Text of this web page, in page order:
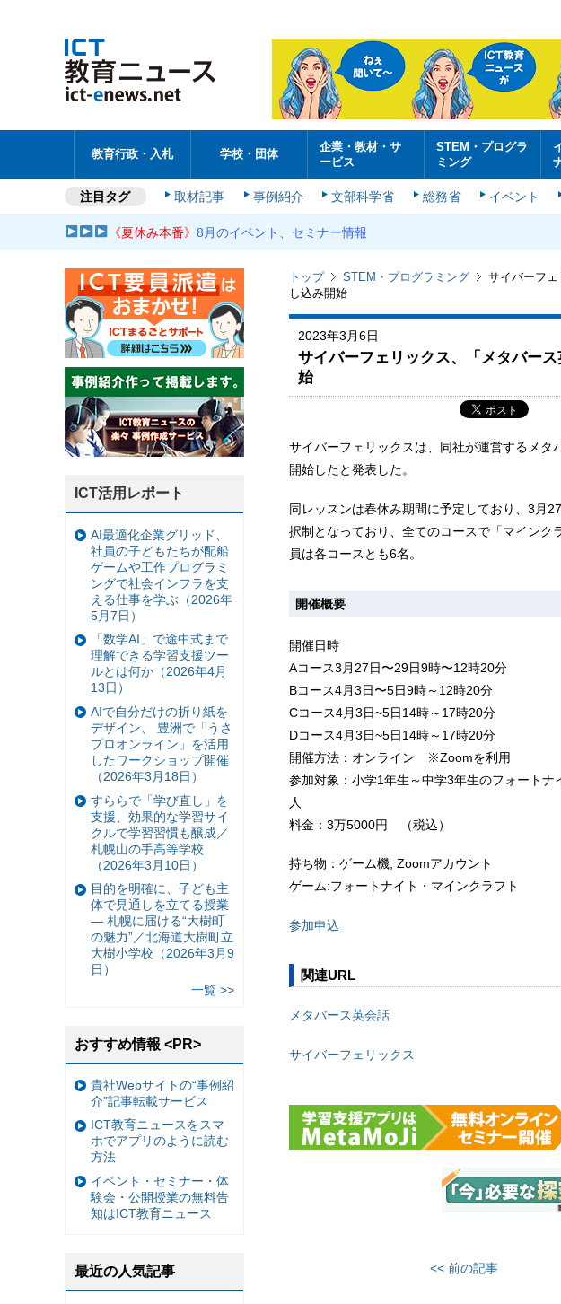
教育行政・入札 学校・団体
企業・教材・サ
ービス
STEM・プログラ
ミング
注目タグ 取材記事 事例紹介 文部科学省 総務省 イベント
《夏休み本番》8月のイベント、セミナー情報
トップ STEM・プログラミング
サイバーフ
し込み開始
2023年3月6日
サイバーフェリックス、「メタバー
始
サイバーフェリックスは、同社が運営するメ
開始したと発表した。
同レッスンは春休み期間に予定しており、3月
択制となっており、全てのコースで「マイン
員は各コースとも6名。
開催概要
開催日時
Aコース3月27日〜29日9時〜12時20分
Bコース4月3日〜5日9時～12時20分
Cコース4月3日~5日14時～17時20分
Dコース4月3日~5日14時～17時20分
開催方法：オンライン ※Zoomを利用
参加対象：小学1年生～中学3年生のフォートナ
人
料金：3万5000円 （税込）
持ち物：ゲーム機, Zoomアカウント
ゲーム:フォートナイト・マインクラフト
参加申込
関連URL
メタバース英会話
サイバーフェリックス
<< 前の記事
ICT活用レポート
AI最適化企業グリッド、
社員の子どもたちが配船
ゲームや工作プログラミ
ングで社会インフラを支
える仕事を学ぶ（2026年
5月7日）
「数学AI」で途中式まで
理解できる学習支援ツー
ルとは何か（2026年4月
13日）
AIで自分だけの折り紙を
デザイン、 豊洲で「うさ
プロオンライン」を活用
したワークショップ開催
（2026年3月18日）
すららで「学び直し」を
支援、効果的な学習サイ
クルで学習習慣も醸成／
札幌山の手高等学校
（2026年3月10日）
目的を明確に、子ども主
体で見通しを立てる授業
— 札幌に届ける“大樹町
の魅力”／北海道大樹町立
大樹小学校（2026年3月9
日）
一覧 >>
おすすめ情報 <PR>
貴社Webサイトの“事例紹
介”記事転載サービス
ICT教育ニュースをスマ
ホでアプリのように読む
方法
イベント・セミナー・体
験会・公開授業の無料告
知はICT教育ニュース
最近の人気記事